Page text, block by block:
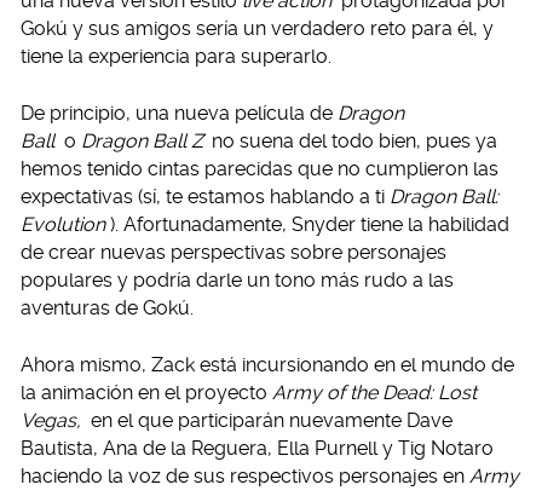
Gokú y sus amigos sería un verdadero reto para él, y
tiene la experiencia para superarlo.
De principio, una nueva película de Dragon
Ball o Dragon Ball Z no suena del todo bien, pues ya
hemos tenido cintas parecidas que no cumplieron las
expectativas (sí, te estamos hablando a ti Dragon Ball:
Evolution ). Afortunadamente, Snyder tiene la habilidad
de crear nuevas perspectivas sobre personajes
populares y podría darle un tono más rudo a las
aventuras de Gokú.
Ahora mismo, Zack está incursionando en el mundo de
la animación en el proyecto Army of the Dead: Lost
Vegas, en el que participarán nuevamente Dave
Bautista, Ana de la Reguera, Ella Purnell y Tig Notaro
haciendo la voz de sus respectivos personajes en Army